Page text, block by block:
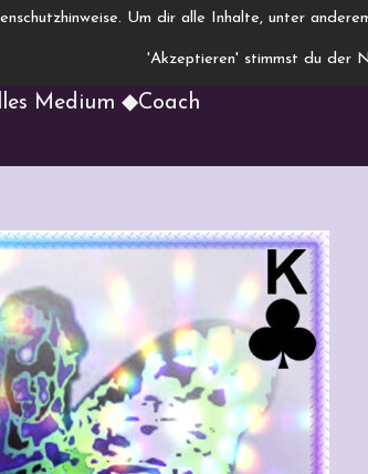
Um dir alle Inhalte, unter
'Akzeptieren' stimmst du der
Medium ◆Coach